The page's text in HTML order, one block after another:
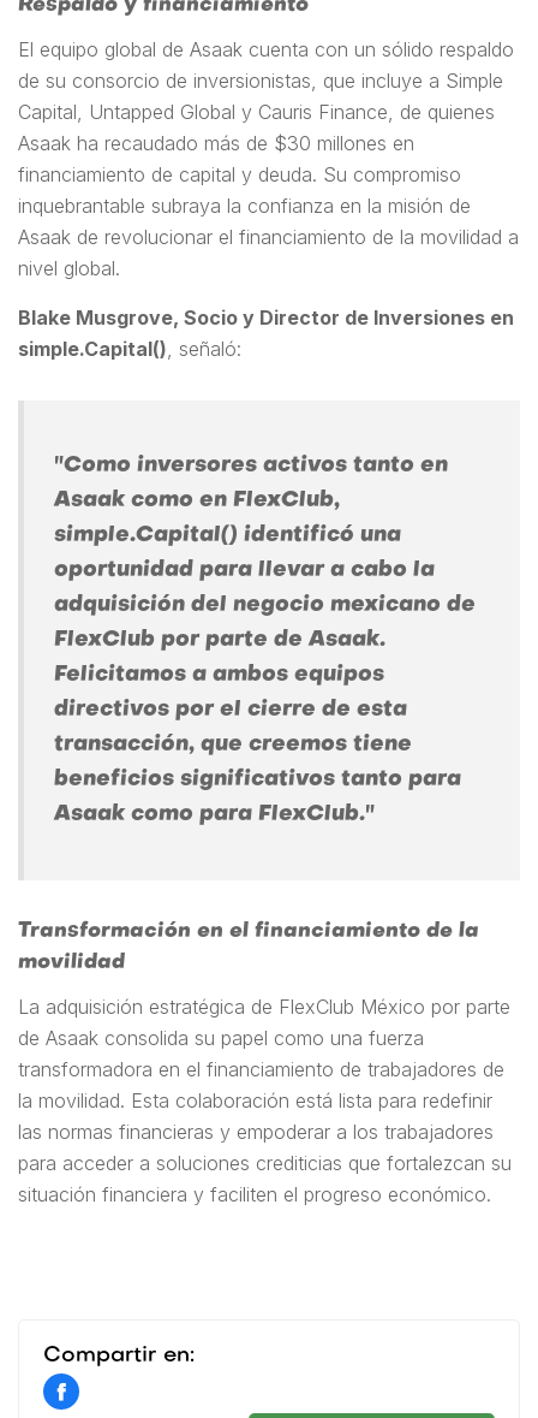
Respaldo y financiamiento
El equipo global de Asaak cuenta con un sólido respaldo
de su consorcio de inversionistas, que incluye a Simple
Capital, Untapped Global y Cauris Finance, de quienes
Asaak ha recaudado más de $30 millones en
financiamiento de capital y deuda. Su compromiso
inquebrantable subraya la confianza en la misión de
Asaak de revolucionar el financiamiento de la movilidad a
nivel global.
Blake Musgrove, Socio y Director de Inversiones en
simple.Capital(), señaló:
"Como inversores activos tanto en
Asaak como en FlexClub,
simple.Capital() identificó una
oportunidad para llevar a cabo la
adquisición del negocio mexicano de
FlexClub por parte de Asaak.
Felicitamos a ambos equipos
directivos por el cierre de esta
transacción, que creemos tiene
beneficios significativos tanto para
Asaak como para FlexClub."
Transformación en el financiamiento de la
movilidad
La adquisición estratégica de FlexClub México por parte
de Asaak consolida su papel como una fuerza
transformadora en el financiamiento de trabajadores de
la movilidad. Esta colaboración está lista para redefinir
las normas financieras y empoderar a los trabajadores
para acceder a soluciones crediticias que fortalezcan su
situación financiera y faciliten el progreso económico.
Compartir en:
